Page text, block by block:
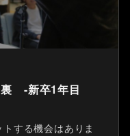
裏 -新卒1年目
する機会はありま